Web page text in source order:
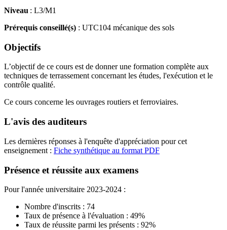
Niveau : L3/M1
Prérequis conseillé(s) : UTC104 mécanique des sols
Objectifs
L’objectif de ce cours est de donner une formation complète aux
techniques de terrassement concernant les études, l'exécution et le
contrôle qualité.
Ce cours concerne les ouvrages routiers et ferroviaires.
L'avis des auditeurs
Les dernières réponses à l'enquête d'appréciation pour cet
enseignement : Fiche synthétique au format PDF
Présence et réussite aux examens
Pour l'année universitaire 2023-2024 :
Nombre d'inscrits : 74
Taux de présence à l'évaluation : 49%
Taux de réussite parmi les présents : 92%